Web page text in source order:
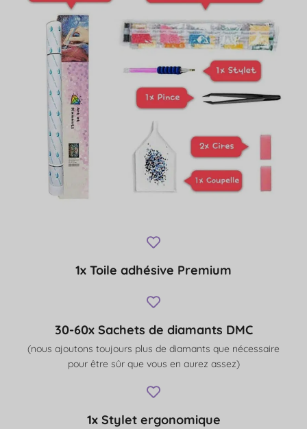
1x Toile adhésive Premium
30-60x Sachets de diamants DMC
(nous ajoutons toujours plus de diamants que nécessaire
pour être sûr que vous en aurez assez)
1x Stylet ergonomique